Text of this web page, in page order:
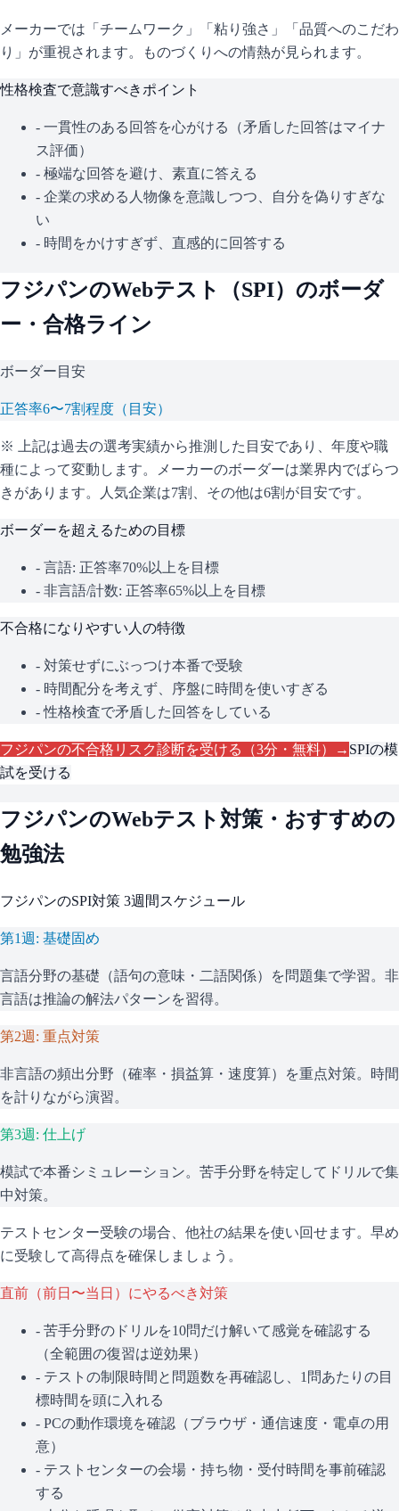
メーカーでは「チームワーク」「粘り強さ」「品質へのこだわ
り」が重視されます。ものづくりへの情熱が見られます。
性格検査で意識すべきポイント
- 一貫性のある回答を心がける（矛盾した回答はマイナ
ス評価）
- 極端な回答を避け、素直に答える
- 企業の求める人物像を意識しつつ、自分を偽りすぎな
い
- 時間をかけすぎず、直感的に回答する
フジパンのWebテスト（SPI）のボーダ
ー・合格ライン
ボーダー目安
正答率6〜7割程度（目安）
※ 上記は過去の選考実績から推測した目安であり、年度や職
種によって変動します。
メーカーのボーダーは業界内でばらつ
きがあります。人気企業は7割、その他は6割が目安です。
ボーダーを超えるための目標
- 言語: 正答率70%以上を目標
- 非言語/計数: 正答率65%以上を目標
不合格になりやすい人の特徴
- 対策せずにぶっつけ本番で受験
- 時間配分を考えず、序盤に時間を使いすぎる
- 性格検査で矛盾した回答をしている
フジパンの不合格リスク診断を受ける（3分・無料）→ SPIの模
試を受ける
フジパンのWebテスト対策・おすすめの
勉強法
フジパンのSPI対策 3週間スケジュール
第1週: 基礎固め
言語分野の基礎（語句の意味・二語関係）を問題集で学習。非
言語は推論の解法パターンを習得。
第2週: 重点対策
非言語の頻出分野（確率・損益算・速度算）を重点対策。時間
を計りながら演習。
第3週: 仕上げ
模試で本番シミュレーション。苦手分野を特定してドリルで集
中対策。
テストセンター受験の場合、他社の結果を使い回せます。早め
に受験して高得点を確保しましょう。
直前（前日〜当日）にやるべき対策
- 苦手分野のドリルを10問だけ解いて感覚を確認する
（全範囲の復習は逆効果）
- テストの制限時間と問題数を再確認し、1問あたりの目
標時間を頭に入れる
- PCの動作環境を確認（ブラウザ・通信速度・電卓の用
意）
- テストセンターの会場・持ち物・受付時間を事前確認
する